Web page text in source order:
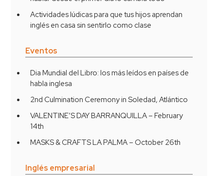
Actividades lúdicas para que tus hijos aprendan
inglés en casa sin sentirlo como clase
Eventos
Dia Mundial del Libro: los más leídos en países de
habla inglesa
2nd Culmination Ceremony in Soledad, Atlántico
VALENTINE’S DAY BARRANQUILLA – February
14th
MASKS & CRAFTS LA PALMA – October 26th
Inglés empresarial